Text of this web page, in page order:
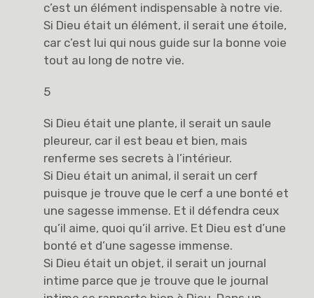
c’est un élément indispensable à notre vie.
Si Dieu était un élément, il serait une étoile,
car c’est lui qui nous guide sur la bonne voie
tout au long de notre vie.
5
Si Dieu était une plante, il serait un saule
pleureur, car il est beau et bien, mais
renferme ses secrets à l’intérieur.
Si Dieu était un animal, il serait un cerf
puisque je trouve que le cerf a une bonté et
une sagesse immense. Et il défendra ceux
qu’il aime, quoi qu’il arrive. Et Dieu est d’une
bonté et d’une sagesse immense.
Si Dieu était un objet, il serait un journal
intime parce que je trouve que le journal